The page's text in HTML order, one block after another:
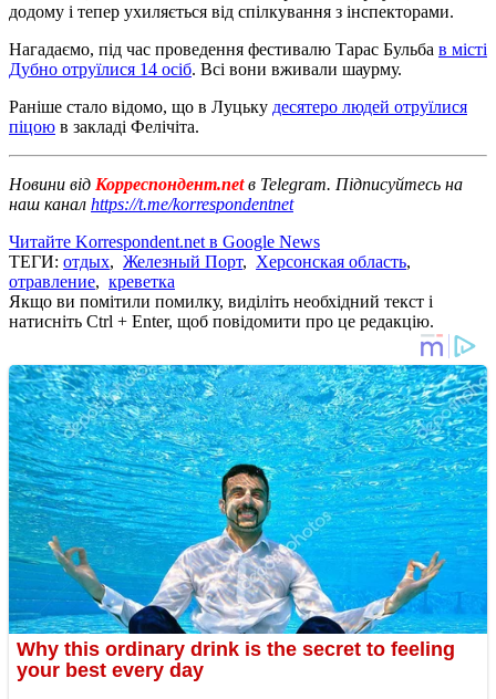
додому і тепер ухиляється від спілкування з інспекторами.
Нагадаємо, під час проведення фестивалю Тарас Бульба в місті
Дубно отруїлися 14 осіб. Всі вони вживали шаурму.
Раніше стало відомо, що в Луцьку десятеро людей отруїлися
піцою в закладі Фелічіта.
Новини від Корреспондент.netв Telegram. Підписуйтесь на
наш канал https://t.me/korrespondentnet
Читайте Korrespondent.net в Google News
ТЕГИ: отдых, Железный Порт, Херсонская область,
отравление, креветка
Якщо ви помітили помилку, виділіть необхідний текст і
натисніть Ctrl + Enter, щоб повідомити про це редакцію.